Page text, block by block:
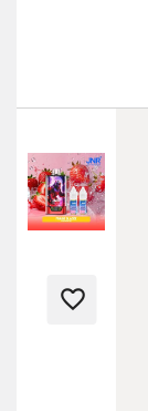
favorite_border